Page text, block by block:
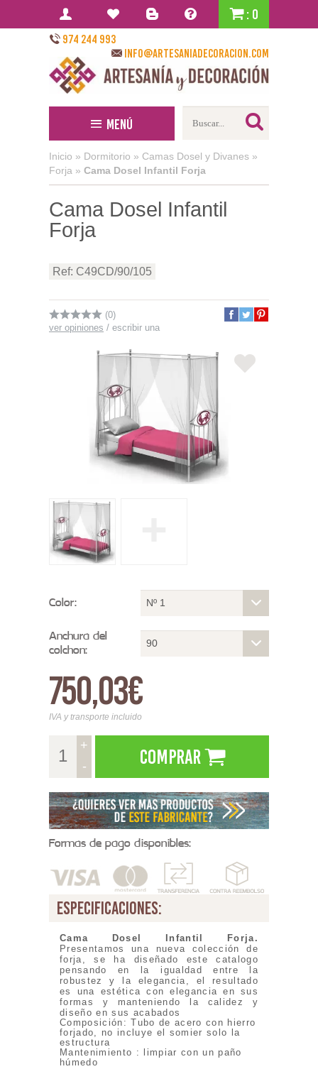
: 0
974 244 993
info@artesaniadecoracion.com
Menú
Inicio » Dormitorio » Camas Dosel y Divanes »
Forja » Cama Dosel Infantil Forja
Cama Dosel Infantil
Forja
Ref: C49CD/90/105
(0)
ver opiniones / escribir una
Color: Nº 1
Anchura del
colchon: 90
750,03€
IVA y transporte incluido
+
-
Comprar
Formas de pago disponibles:
especificaciones:
Cama Dosel Infantil Forja.
Presentamos una nueva colección de
forja, se ha diseñado este catalogo
pensando en la igualdad entre la
robustez y la elegancia, el resultado
es una estética con elegancia en sus
formas y manteniendo la calidez y
diseño en sus acabados
Composición: Tubo de acero con hierro
forjado, no incluye el somier solo la
estructura
Mantenimiento : limpiar con un paño
húmedo